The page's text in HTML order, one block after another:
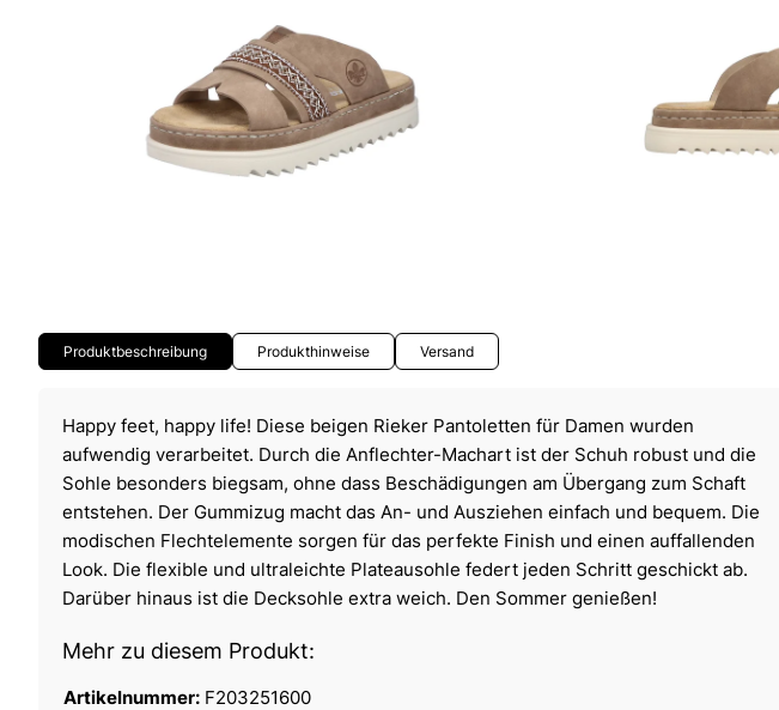
Produktbeschreibung Produkthinweise Versand
Happy feet, happy life! Diese beigen Rieker Pantoletten für Damen wurden
aufwendig verarbeitet. Durch die Anflechter-Machart ist der Schuh robust und die
Sohle besonders biegsam, ohne dass Beschädigungen am Übergang zum Schaft
entstehen. Der Gummizug macht das An- und Ausziehen einfach und bequem. Die
modischen Flechtelemente sorgen für das perfekte Finish und einen auffallenden
Look. Die flexible und ultraleichte Plateausohle federt jeden Schritt geschickt ab.
Darüber hinaus ist die Decksohle extra weich. Den Sommer genießen!
Mehr zu diesem Produkt:
Artikelnummer: F203251600